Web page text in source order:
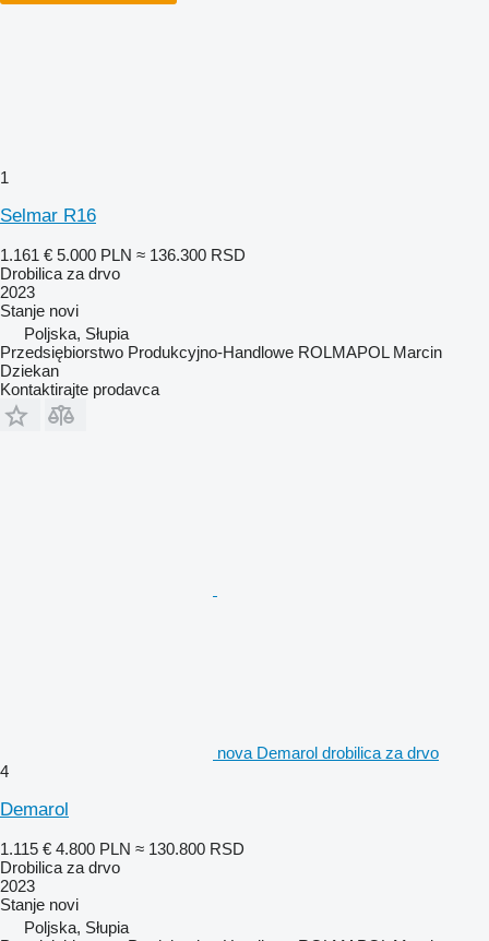
1
Selmar R16
1.161 € 5.000 PLN ≈ 136.300 RSD
Drobilica za drvo
2023
Stanje novi
Poljska, Słupia
Przedsiębiorstwo Produkcyjno-Handlowe ROLMAPOL Marcin
Dziekan
Kontaktirajte prodavca
nova Demarol drobilica za drvo
4
Demarol
1.115 € 4.800 PLN ≈ 130.800 RSD
Drobilica za drvo
2023
Stanje novi
Poljska, Słupia